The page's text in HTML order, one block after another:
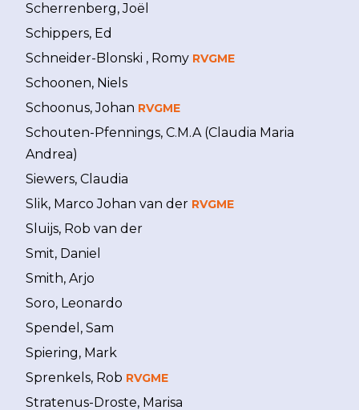
Scherrenberg, Joël
Schippers, Ed
Schneider-Blonski , Romy RVGME
Schoonen, Niels
Schoonus, Johan RVGME
Schouten-Pfennings, C.M.A (Claudia Maria
Andrea)
Siewers, Claudia
Slik, Marco Johan van der RVGME
Sluijs, Rob van der
Smit, Daniel
Smith, Arjo
Soro, Leonardo
Spendel, Sam
Spiering, Mark
Sprenkels, Rob RVGME
Stratenus-Droste, Marisa